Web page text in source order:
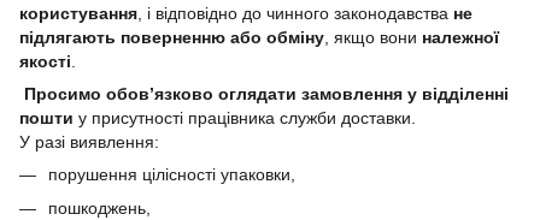
користування , і відповідно до чинного законодавства не
підлягають поверненню або обміну , якщо вони належної
якості
Просимо обов’язково оглядати замовлення у відділенні
пошти у присутності працівника служби доставки.
У разі виявлення:
порушення цілісності упаковки,
пошкоджень,